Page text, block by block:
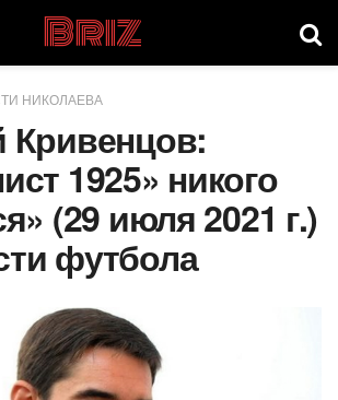
Briz
НИКОЛАЕВА
Кривенцов:
1925» никого
(29 июля 2021 г.)
футбола